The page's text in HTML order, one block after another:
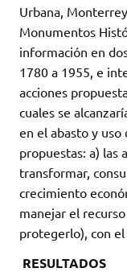
Urbana,
Monumentos
información en
1780 a 1955, e
acciones
cuales se
en el abasto y uso
propuestas: a) las
transformar,
crecimiento
manejar el
protegerlo), con
RESULTADOS